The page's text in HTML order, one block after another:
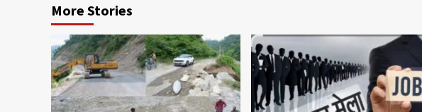
More Stories